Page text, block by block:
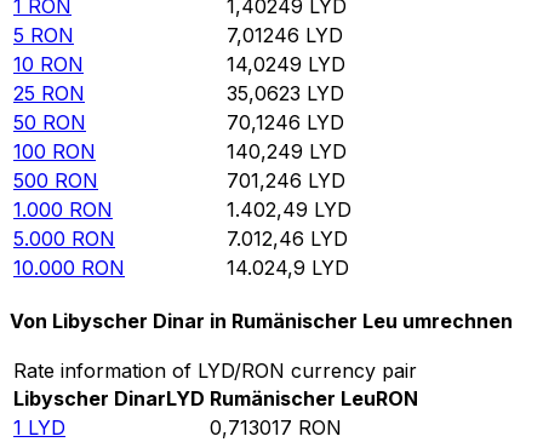
1 RON 1,40249 LYD
5 RON 7,01246 LYD
10 RON 14,0249 LYD
25 RON 35,0623 LYD
50 RON 70,1246 LYD
100 RON 140,249 LYD
500 RON 701,246 LYD
1.000 RON 1.402,49 LYD
5.000 RON 7.012,46 LYD
10.000 RON 14.024,9 LYD
Von Libyscher Dinar in Rumänischer Leu umrechnen
Rate information of LYD/RON currency pair
Libyscher DinarLYD Rumänischer LeuRON
1 LYD 0,713017 RON